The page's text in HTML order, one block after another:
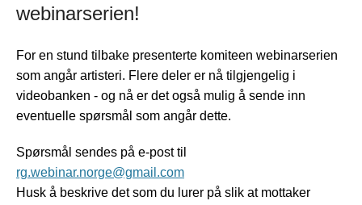
webinarserien!
For en stund tilbake presenterte komiteen webinarserien
som angår artisteri. Flere deler er nå tilgjengelig i
videobanken - og nå er det også mulig å sende inn
eventuelle spørsmål som angår dette.
Spørsmål sendes på e-post til
rg.webinar.norge@gmail.com
Husk å beskrive det som du lurer på slik at mottaker